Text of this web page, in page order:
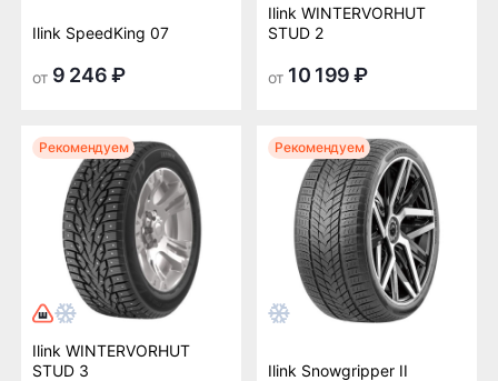
Ilink SpeedKing 07
от 9 246 ₽
Ilink WINTERVORHUT
STUD 2
от 10 199 ₽
Рекомендуем
Ilink WINTERVORHUT
STUD 3
Рекомендуем
Ilink Snowgripper II